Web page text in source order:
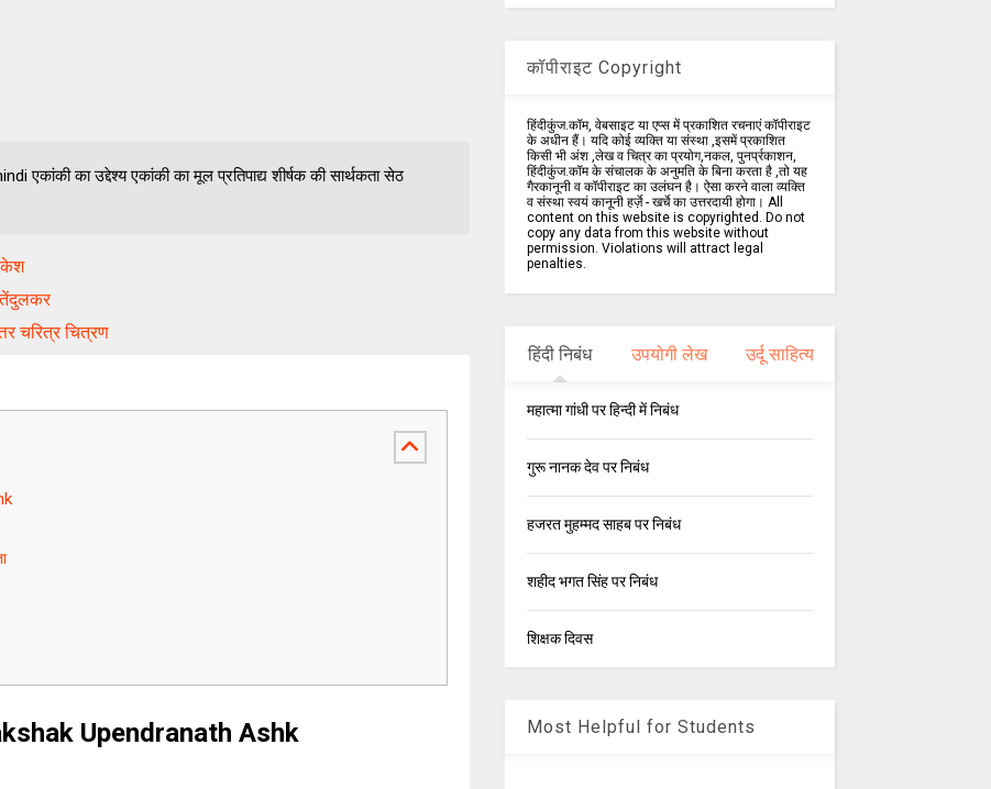
एकांकी का उद्देश्य एकांकी का मूल प्रतिपाद्य शीर्षक की सार्थकता सेठ
तेंदुलकर
चरित्र चित्रण
Upendranath Ashk
कॉपीराइट Copyright
हिंदीकुंज.कॉम, वेबसाइट या एप्स में प्रकाशित रचनाएं कॉपीराइट
के अधीन हैं। यदि कोई व्यक्ति या संस्था ,इसमें प्रकाशित
किसी भी अंश ,लेख व चित्र का प्रयोग,नकल, पुनर्प्रकाशन,
हिंदीकुंज.कॉम के संचालक के अनुमति के बिना करता है ,तो यह
गैरकानूनी व कॉपीराइट का उलंघन है। ऐसा करने वाला व्यक्ति
व संस्था स्वयं कानूनी हर्ज़े - खर्चे का उत्तरदायी होगा। All
content on this website is copyrighted. Do not
copy any data from this website without
permission. Violations will attract legal
penalties.
हिंदी निबंध उपयोगी लेख उर्दू साहित्य
महात्मा गांधी पर हिन्दी में निबंध
गुरू नानक देव पर निबंध
हजरत मुहम्मद साहब पर निबंध
शहीद भगत सिंह पर निबंध
शिक्षक दिवस
Most Helpful for Students